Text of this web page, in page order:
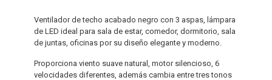
Ventilador de techo acabado negro con 3 aspas, lámpara
de LED ideal para sala de estar, comedor, dormitorio, sala
de juntas, oficinas por su diseño elegante y moderno.
Proporciona viento suave natural, motor silencioso, 6
velocidades diferentes, además cambia entre tres tonos